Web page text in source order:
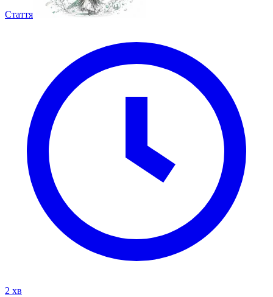
Стаття
2 хв